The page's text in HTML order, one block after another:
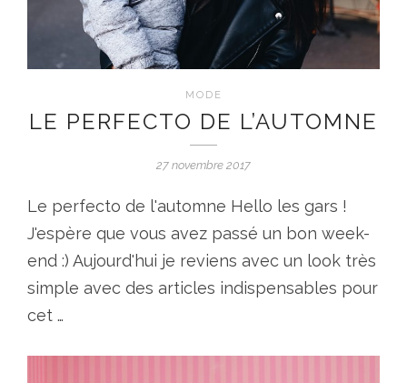
MODE
LE PERFECTO DE L’AUTOMNE
27 novembre 2017
Le perfecto de l'automne Hello les gars !
J'espère que vous avez passé un bon week-
end :) Aujourd'hui je reviens avec un look très
simple avec des articles indispensables pour
cet …